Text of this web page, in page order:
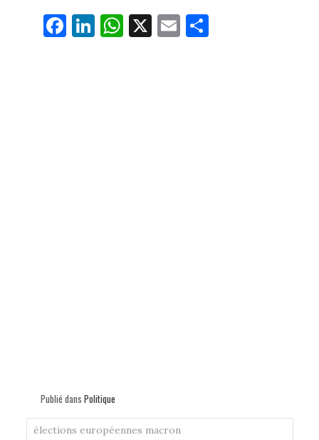
Fa
ce
Li
nk
W
ha
X E
m
Pa
rt
Publié dans Politique
élections européennes macron